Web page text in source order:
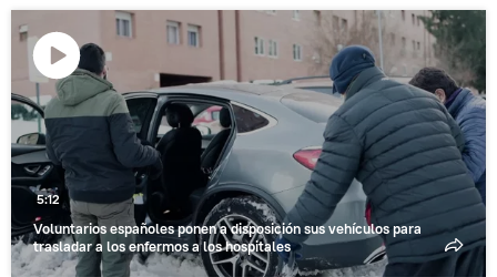
Reproducir
vídeo
Voluntarios españoles ponen a disposición sus vehículos para
trasladar a los enfermos a los hospitales
5:12